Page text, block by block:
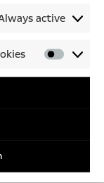
active
/